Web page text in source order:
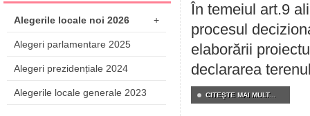
Alegerile locale noi 2026 +
Alegeri parlamentare 2025
Alegeri prezidențiale 2024
Alegerile locale generale 2023
În temeiul art.9
procesul
elaborării
declararea
CITEŞTE MAI MULT...